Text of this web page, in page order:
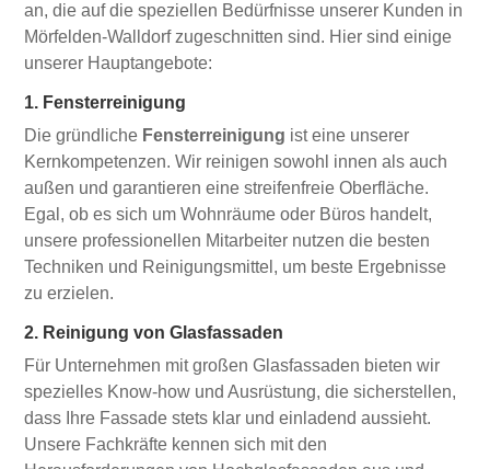
an, die auf die speziellen Bedürfnisse unserer Kunden in
Mörfelden-Walldorf zugeschnitten sind. Hier sind einige
unserer Hauptangebote:
1. Fensterreinigung
Die gründliche Fensterreinigung ist eine unserer
Kernkompetenzen. Wir reinigen sowohl innen als auch
außen und garantieren eine streifenfreie Oberfläche.
Egal, ob es sich um Wohnräume oder Büros handelt,
unsere professionellen Mitarbeiter nutzen die besten
Techniken und Reinigungsmittel, um beste Ergebnisse
zu erzielen.
2. Reinigung von Glasfassaden
Für Unternehmen mit großen Glasfassaden bieten wir
spezielles Know-how und Ausrüstung, die sicherstellen,
dass Ihre Fassade stets klar und einladend aussieht.
Unsere Fachkräfte kennen sich mit den